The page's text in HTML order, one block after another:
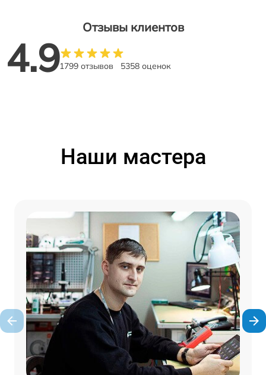
Отзывы клиентов
4.91799 отзывов 5358 оценок
Наши мастера